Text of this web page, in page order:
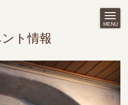
MENU
ト情報